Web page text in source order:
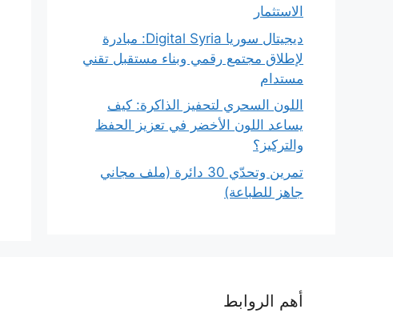
الاستثمار
ديجيتال سوريا Digital Syria: مبادرة
لإطلاق مجتمع رقمي وبناء مستقبل تقني
مستدام
اللون السحري لتحفيز الذاكرة: كيف
يساعد اللون الأخضر في تعزيز الحفظ
والتركيز؟
تمرين وتحدّي 30 دائرة (ملف مجاني
جاهز للطباعة)
أهم الروابط